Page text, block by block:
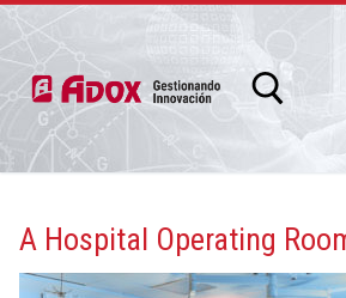
info@adox.com.ar whatsapp: 54 9 11
A Hospital Operating